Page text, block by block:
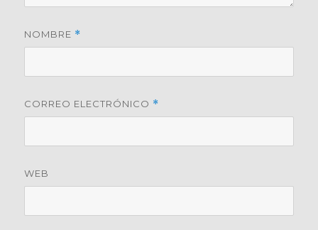
NOMBRE *
CORREO ELECTRÓNICO *
WEB